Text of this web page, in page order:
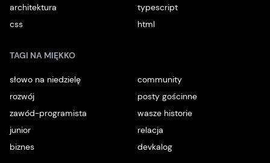
architektura
typescript
css
html
TAGI NA MIĘKKO
słowo na niedzielę
community
rozwój
posty gościnne
zawód-programista
wasze historie
junior
relacja
biznes
devkalog